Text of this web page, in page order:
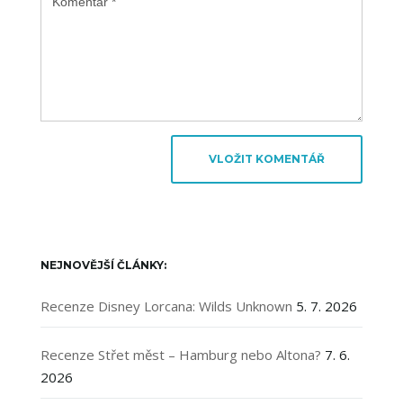
NEJNOVĚJŠÍ ČLÁNKY:
Recenze Disney Lorcana: Wilds Unknown 5. 7. 2026
Recenze Střet měst – Hamburg nebo Altona? 7. 6.
2026